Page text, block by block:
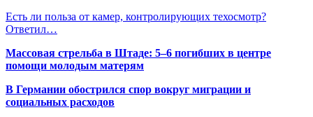
Есть ли польза от камер, контролирующих техосмотр?
Ответил…
Массовая стрельба в Штаде: 5–6 погибших в центре
помощи молодым матерям
В Германии обострился спор вокруг миграции и
социальных расходов